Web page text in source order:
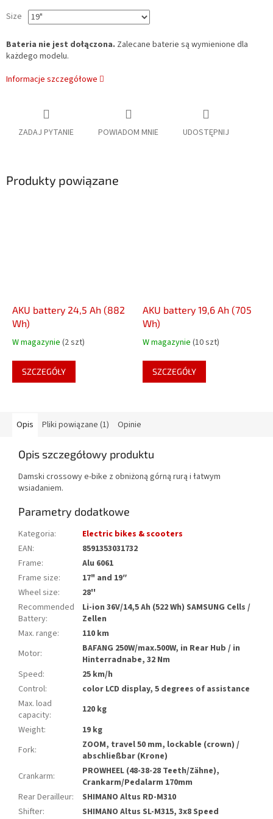
Size
Bateria nie jest dołączona. Zalecane baterie są wymienione dla
każdego modelu.
Informacje szczegółowe
ZADAJ PYTANIE POWIADOM MNIE UDOSTĘPNIJ
Produkty powiązane
AKU battery 24,5 Ah (882
Wh)
W magazynie (2 szt)
SZCZEGÓŁY
AKU battery 19,6 Ah (705
Wh)
W magazynie (10 szt)
SZCZEGÓŁY
Opis Pliki powiązane (1) Opinie
Opis szczegółowy produktu
Damski crossowy e-bike z obniżoną górną rurą i łatwym
wsiadaniem.
Parametry dodatkowe
Kategoria:
Electric bikes & scooters
EAN:
8591353031732
Frame:
Alu 6061
Frame size:
17" and 19″
Wheel size:
28''
Recommended
Battery:
Li-ion 36V/14,5 Ah (522 Wh) SAMSUNG Cells /
Zellen
Max. range:
110 km
Motor:
BAFANG 250W/max.500W, in Rear Hub / in
Hinterradnabe, 32 Nm
Speed:
25 km/h
Control:
color LCD display, 5 degrees of assistance
Max. load
capacity:
120 kg
Weight:
19 kg
Fork:
ZOOM, travel 50 mm, lockable (crown) /
abschließbar (Krone)
Crankarm:
PROWHEEL (48-38-28 Teeth/Zähne),
Crankarm/Pedalarm 170mm
Rear Derailleur:
SHIMANO Altus RD-M310
Shifter:
SHIMANO Altus SL-M315, 3x8 Speed